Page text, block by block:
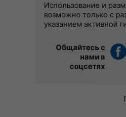
Использование и
возможно только с
указанием активной
Общайтесь с
нами в
соцсетях